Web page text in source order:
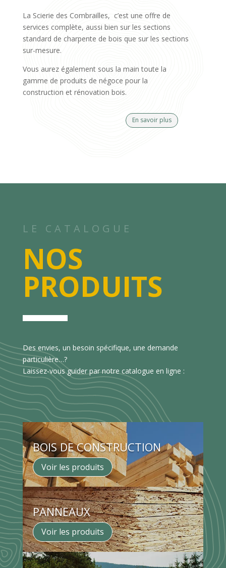
La Scierie des Combrailles, c’est une offre de
services complète, aussi bien sur les sections
standard de charpente de bois que sur les sections
sur-mesure.
Vous aurez également sous la main toute la
gamme de produits de négoce pour la
construction et rénovation bois.
En savoir plus
LE CATALOGUE
NOS
PRODUITS
Des envies, un besoin spécifique, une demande
particulière…?
Laissez-vous guider par notre catalogue en ligne :
BOIS DE CONSTRUCTION
Voir les produits
PANNEAUX
Voir les produits